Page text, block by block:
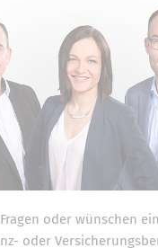
oder wünschen
oder